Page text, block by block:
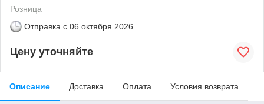
Розница
Отправка с 06 октября 2026
Цену уточняйте
Описание Доставка Оплата Условия возврата